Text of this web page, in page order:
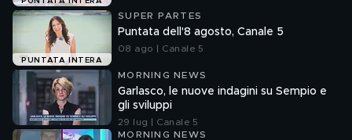
PUNTATA INTERA
SUPER PARTES
Puntata dell'8 agosto, Canale 5
08 ago | Canale 5
MORNING NEWS
Garlasco, le nuove indagini su Sempio e
gli sviluppi
29 lug | Canale 5
MORNING NEWS